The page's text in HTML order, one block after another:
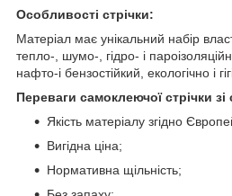
Особливості стрічки:
Матеріал має унікальний набір
тепло-, шумо-, гідро- і
нафто-і бензостійкий, екологічно і
Переваги самоклеючої стрічки зі
Якість матеріалу згідно
Вигідна ціна;
Нормативна щільність;